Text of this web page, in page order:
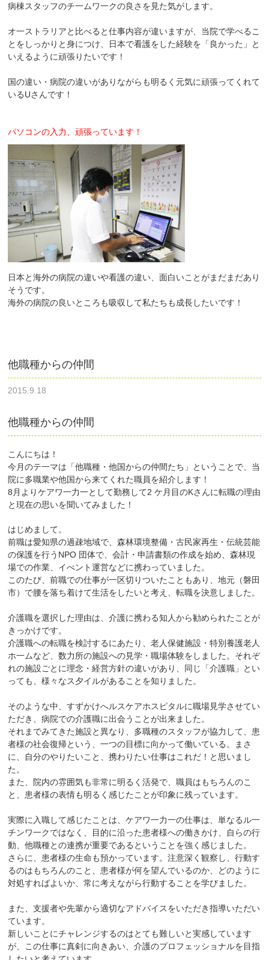
病棟スタッフのチ一ムワ一クの良さを見た気がします。
オ一ストラリアと比べると仕事内容が違いますが、当院で学べるこ
とをしっかりと身につけ、日本で看護をした経験を「良かった」と
いえるように頑張りたいです！
国の違い・病院の違いがありながらも明るく元気に頑張ってくれて
いるUさんです！
パソコンの入力、頑張っています！
日本と海外の病院の違いや看護の違い、面白いことがまだまだあり
そうです。
海外の病院の良いところも吸収して私たちも成長したいです！
他職種からの仲間
2015.9.18
他職種からの仲間
こんにちは！
今月のテ一マは「他職種・他国からの仲間たち」ということで、当
院に多職業や他国から来てくれた職員を紹介します！
8月よりケアワ一力一として勤務して2 ケ月目のKさんに転職の理由
と現在の思いを聞いてみました！
はじめまして。
前職は愛知県の過疎地域で、森林環境整備・古民家再生・伝統芸能
の保護を行うNPO 団体で、会計・申請書類の作成を始め、森林現
場での作業、イべント運営などに携わっていました。
このたび、前職での仕事が一区切りついたこともあり、地元（磐田
市）で腰を落ち着けて生活をしたいと考え、転職を決意しました。
介護職を選択した理由は、介護に携わる知人から勧められたことが
きっかけです。
介護職への転職を検討するにあたり、老人保健施設・特別養護老人
ホ一ムなど、数力所の施設への見学・職場体験をしました。それぞ
れの施設ごとに理念・経営方針の違いがあり、同じ「介護職」とい
っても、様々なス夕イルがあることを知りました。
そのような中、すずかけへルスケアホスピタルに職場見学させてい
ただき、病院での介護職に出会うことが出来ました。
それまでみてきた施設と異なり、多職種のスタッフが協力して、患
者様の社会復帰という、一つの目標に向かって働いている。まさ
に、自分のやりたいこと、携わりたい仕事はこれだ！と思いまし
た。
また、院内の雰囲気も非常に明るく活発で、職員はもちろんのこ
と、患者様の表情も明るく感じたことが印象に残っています。
実際に入職して感じたことは、ケアワ一力一の仕事は、単なるル一
チンワ一クではなく、目的に沿った患者様への働きかけ、自らの行
動、他職種との連携が重要であるということを強く感じました。
さらに、患者様の生命も預かっています。注意深く観察し、行動す
るのはもちろんのこと、患者様が何を望んでいるのか、どのように
対処すればよいか、常に考えながら行動することを学びました。
また、支援者や先輩から適切なアドバイスをいただき指導いただい
ています。
新しいことにチャレンジするのはとても難しいと実感しています
が、この仕事に真剣に向きあい、介護のプロフェッショナルを目指